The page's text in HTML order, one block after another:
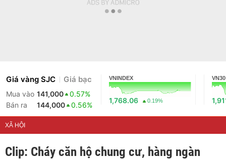
Giá vàng SJC Giá bạc
Mua vào 141,000
0.57%
Bán ra
144,000 0.56%
VNINDEX
1,768.06 0.19%
VN30
XÃ HỘI
Clip: Cháy căn hộ chung cư, hàng ngàn